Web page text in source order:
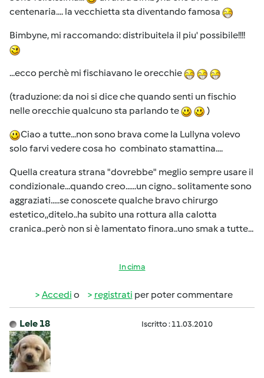
centenaria.... la vecchietta sta diventando famosa
Bimbyne, mi raccomando: distribuitela il piu' possibile!!!!
...ecco perchè mi fischiavano le orecchie
(traduzione: da noi si dice che quando senti un fischio
nelle orecchie qualcuno sta parlando te
)
Ciao a tutte...non sono brava come la Lullyna volevo
solo farvi vedere cosa ho combinato stamattina....
Quella creatura strana "dovrebbe" meglio sempre usare il
condizionale...quando creo......un cigno.. solitamente sono
aggraziati.....se conoscete qualche bravo chirurgo
estetico,,ditelo..ha subito una rottura alla calotta
cranica..però non si è lamentato finora..uno smak a tutte...
In cima
Accedi o registrati per poter commentare
Lele 18 Iscritto : 11.03.2010